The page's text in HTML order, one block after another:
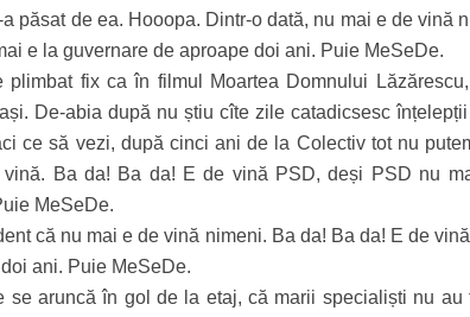
păsat de ea. Hooopa. Dintr-o dată, nu mai e de vină
e la guvernare de aproape doi ani. Puie MeSeDe.
fix ca în filmul Moartea Domnului
De-abia după nu știu cîte zile catadicsesc
ce să vezi, după cinci ani de la Colectiv tot nu
Ba da! Ba da! E de vină PSD, deși PSD nu
MeSeDe.
că nu mai e de vină nimeni. Ba da! Ba da! E de
ani. Puie MeSeDe.
se aruncă în gol de la etaj, că marii specialiști nu au